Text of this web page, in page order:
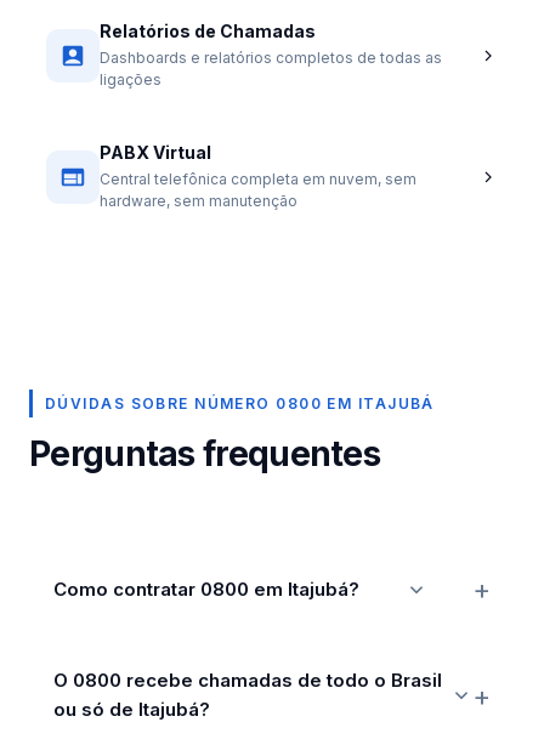
Relatórios de Chamadas
Dashboards e relatórios completos de todas as
ligações
PABX Virtual
Central telefônica completa em nuvem, sem
hardware, sem manutenção
DÚVIDAS SOBRE NÚMERO 0800 EM ITAJUBÁ
Perguntas frequentes
Como contratar 0800 em Itajubá?
O 0800 recebe chamadas de todo o Brasil
ou só de Itajubá?